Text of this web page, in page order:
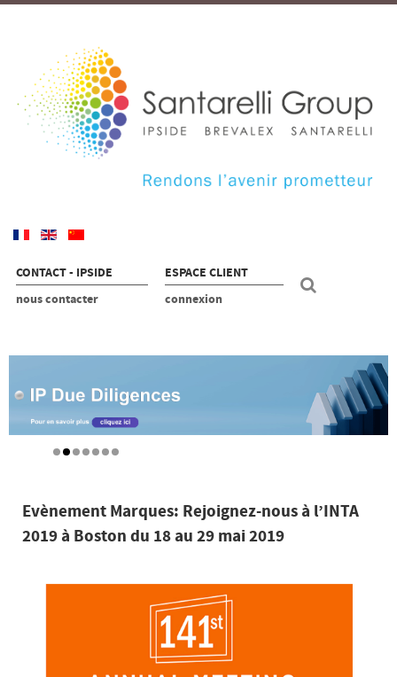
CONTACT - IPSIDE
nous contacter
ESPACE CLIENT
connexion
Evènement Marques: Rejoignez-nous à l’INTA
2019 à Boston du 18 au 29 mai 2019